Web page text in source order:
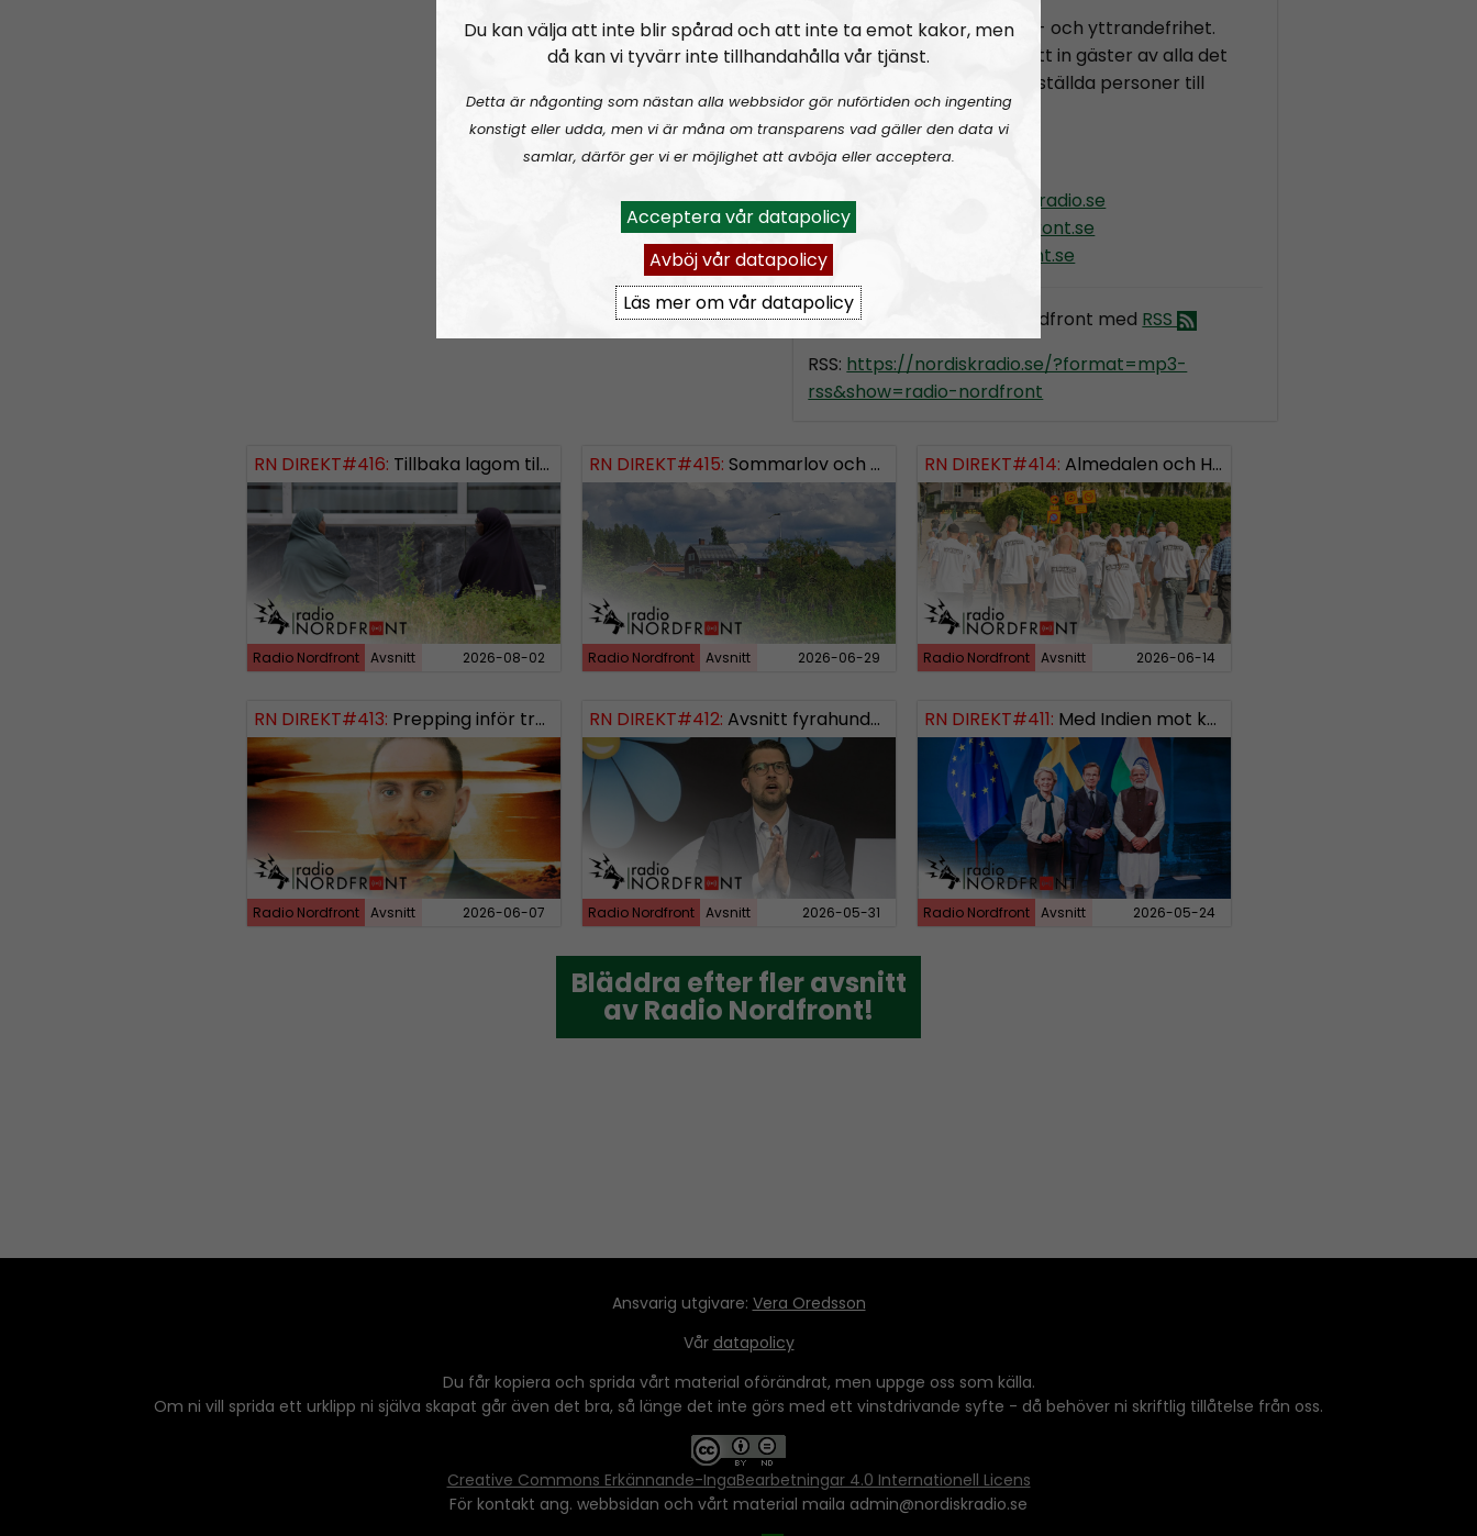
Radio Nordfront gillar åsikt- och yttrandefrihet.
Därför bjuder vi titt som tätt in gäster av alla det
slag, alltifrån sympatiskt inställda personer till
meningsmotståndare.
Epost:
radionordfront@nordiskradio.se
simon.holmqvist@nordfront.se
martin.saxlind@nordfront.se
Prenumerera på Radio Nordfront med RSS
RSS: https://nordiskradio.se/?format=mp3-
rss&show=radio-nordfront
RN DIREKT#416: Tillbaka lagom till främlingsinvasionen SWISH: 0738958452
Radio Nordfront Avsnitt 2026-08-02
RN DIREKT#415: Sommarlov och prepping SWISH: 0738958452
Radio Nordfront Avsnitt 2026-06-29
RN DIREKT#414: Almedalen och Hübinettes fall
Radio Nordfront Avsnitt 2026-06-14
RN DIREKT#413: Prepping inför tredje världskriget
Radio Nordfront Avsnitt 2026-06-07
RN DIREKT#412: Avsnitt fyrahundratolv SWISH: 0700738064
Radio Nordfront Avsnitt 2026-05-31
RN DIREKT#411: Med Indien mot kosmos SWISH: 0700738064
Radio Nordfront Avsnitt 2026-05-24
Bläddra efter fler avsnitt
av Radio Nordfront!
Bläddra efter fler avsnitt
av Radio Nordfront!
Ansvarig utgivare: Vera Oredsson
Vår datapolicy
Du får kopiera och sprida vårt material oförändrat, men uppge oss som källa.
Om ni vill sprida ett urklipp ni själva skapat går även det bra, så länge det inte görs med ett vinstdrivande syfte - då behöver ni skriftlig tillåtelse från oss.
Creative Commons Erkännande-IngaBearbetningar 4.0 Internationell Licens
För kontakt ang. webbsidan och vårt material maila admin@nordiskradio.se
Du kan välja att inte blir spårad och att inte ta emot kakor, men
då kan vi tyvärr inte tillhandahålla vår tjänst.
Detta är någonting som nästan alla webbsidor gör nuförtiden och ingenting
konstigt eller udda, men vi är måna om transparens vad gäller den data vi
samlar, därför ger vi er möjlighet att avböja eller acceptera.
Acceptera vår datapolicy
Avböj vår datapolicy
Läs mer om vår datapolicy